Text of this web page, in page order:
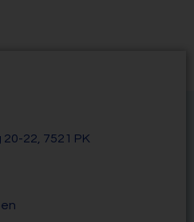
22, 7521 PK